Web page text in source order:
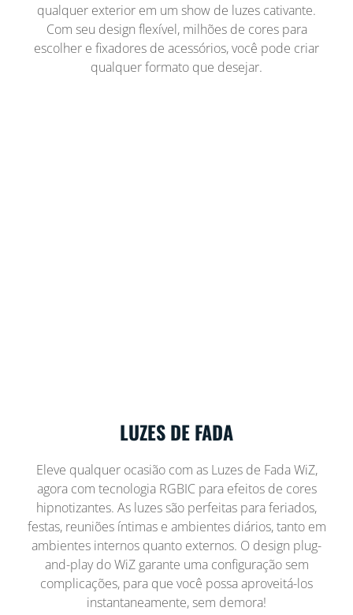
qualquer exterior em um show de luzes cativante.
Com seu design flexível, milhões de cores para
escolher e fixadores de acessórios, você pode criar
qualquer formato que desejar.
LUZES DE FADA
Eleve qualquer ocasião com as Luzes de Fada WiZ,
agora com tecnologia RGBIC para efeitos de cores
hipnotizantes. As luzes são perfeitas para feriados,
festas, reuniões íntimas e ambientes diários, tanto em
ambientes internos quanto externos. O design plug-
and-play do WiZ garante uma configuração sem
complicações, para que você possa aproveitá-los
instantaneamente, sem demora!